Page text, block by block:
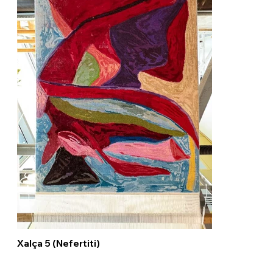
Xalça 5 (Nefertiti)